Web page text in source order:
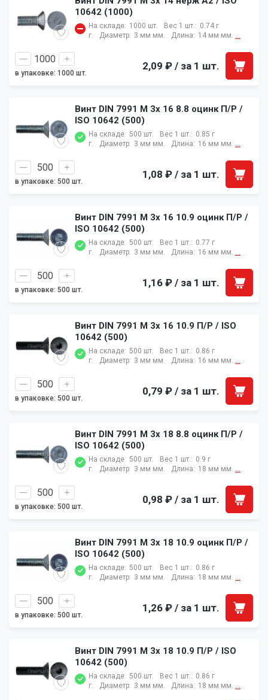
10642 (1000)
На складе: 1000 шт. Вес 1 шт.: 0.74 г
г.
Диаметр: 3 мм мм. Длина: 14 мм мм. ...
в упаковке: 1000 шт.
2,09 ₽ / за 1 шт.
Винт DIN 7991 M 3x 16 8.8 оцинк П/Р /
ISO 10642 (500)
На складе: 500 шт. Вес 1 шт.: 0.85 г
г.
Диаметр: 3 мм мм. Длина: 16 мм мм. ...
в упаковке: 500 шт.
1,08 ₽ / за 1 шт.
Винт DIN 7991 M 3x 16 10.9 оцинк П/Р /
ISO 10642 (500)
На складе: 500 шт. Вес 1 шт.: 0.77 г
г.
Диаметр: 3 мм мм. Длина: 16 мм мм. ...
в упаковке: 500 шт.
1,16 ₽ / за 1 шт.
Винт DIN 7991 M 3x 16 10.9 П/Р / ISO
10642 (500)
На складе: 500 шт. Вес 1 шт.: 0.86 г
г.
Диаметр: 3 мм мм. Длина: 16 мм мм. ...
в упаковке: 500 шт.
0,79 ₽ / за 1 шт.
Винт DIN 7991 M 3x 18 8.8 оцинк П/Р /
ISO 10642 (500)
На складе: 500 шт. Вес 1 шт.: 0.9 г
г.
Диаметр: 3 мм мм. Длина: 18 мм мм. ...
в упаковке: 500 шт.
0,98 ₽ / за 1 шт.
Винт DIN 7991 M 3x 18 10.9 оцинк П/Р /
ISO 10642 (500)
На складе: 500 шт. Вес 1 шт.: 0.86 г
г.
Диаметр: 3 мм мм. Длина: 18 мм мм. ...
в упаковке: 500 шт.
1,26 ₽ / за 1 шт.
Винт DIN 7991 M 3x 18 10.9 П/Р / ISO
10642 (500)
На складе: 500 шт. Вес 1 шт.: 0.86 г
г.
Диаметр: 3 мм мм. Длина: 18 мм мм. ...